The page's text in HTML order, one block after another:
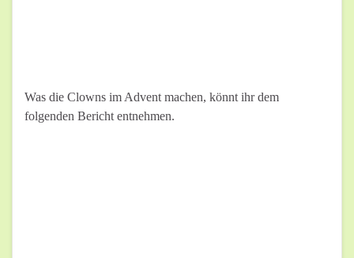
Was die Clowns im Advent machen, könnt ihr dem
folgenden Bericht entnehmen.